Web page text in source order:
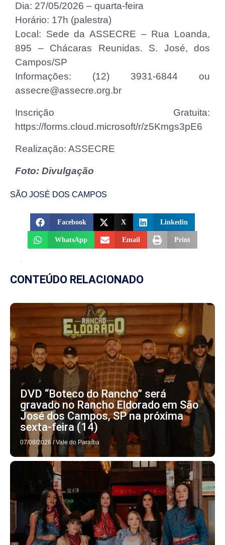
Dia: 27/05/2026 – quarta-feira
Horário: 17h (palestra)
Local: Sede da ASSECRE – Rua Loanda,
895 – Chácaras Reunidas. S. José, dos
Campos/SP
Informações: (12) 3931-6844 ou
assecre@assecre.org.br
Inscrição Gratuita:
https://forms.cloud.microsoft/r/z5Kmgs3pE6
Realização: ASSECRE
Foto: Divulgação
SÃO JOSÉ DOS CAMPOS
Facebook X Linkedin
WhatsApp Email Print
CONTEÚDO RELACIONADO
DVD “Boteco do Rancho” será
gravado no Rancho Eldorado em São
José dos Campos, SP na próxima
sexta-feira (14)
07/08/2026 / Vale do Paraíba